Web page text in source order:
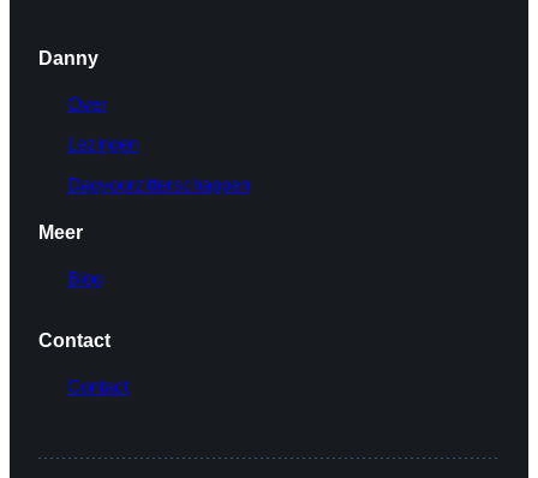
Danny
Over
Lezingen
Dagvoorzitterschappen
Meer
Blog
Contact
Contact